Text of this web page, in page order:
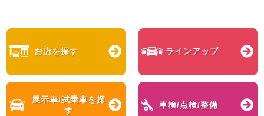
お店を探す ラインアップ
展示車/試乗車を探
す
車検/点検/整備